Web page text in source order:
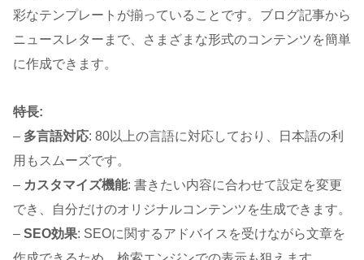
彩なテンプレートが揃っていることです。ブログ記事から
ニュースレターまで、さまざまな形式のコンテンツを簡単
に作成できます。
特長:
– 多言語対応: 80以上の言語に対応しており、日本語の利
用もスムーズです。
– カスタマイズ機能: 書きたい内容に合わせて設定を変更
でき、自分だけのオリジナルコンテンツを生成できます。
– SEO効果: SEOに関するアドバイスを受けながら文章を